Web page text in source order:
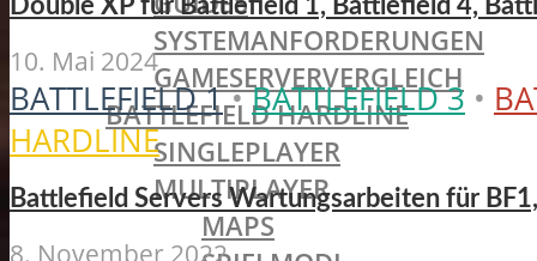
SYSTEMANFORDERUNGEN
GAMESERVERVERGLEICH
BATTLEFIELD HARDLINE
SINGLEPLAYER
MULTIPLAYER
MAPS
Double XP für Battlefield 1, Battlefield 4,
10. Mai 2024
BATTLEFIELD 1 • BATTLEFIELD 3 •
HARDLINE
Battlefield Servers Wartungsarbeiten für
8. November 2022